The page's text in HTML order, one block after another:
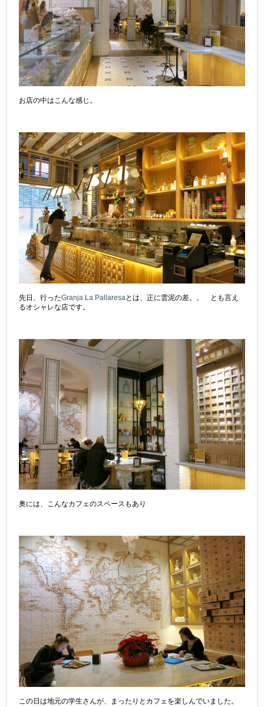
お店の中はこんな感じ。
先日、行ったGranja La Pallaresa とは、正に雲泥の差。。 とも言え
るオシャレな店です。
奥には、こんなカフェのスペースもあり
この日は地元の学生さんが、まったりとカフェを楽しんでいました。